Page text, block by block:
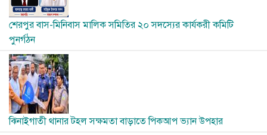
শেরপুর বাস-মিনিবাস মালিক সমিতির ২০ সদস্যের কার্যকরী কমিটি
পুনর্গঠন
Image
ঝিনাইগাতী থানার টহল সক্ষমতা বাড়াতে পিকআপ ভ্যান উপহার